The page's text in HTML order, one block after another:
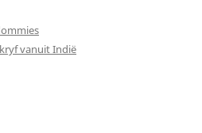
vanuit Indië